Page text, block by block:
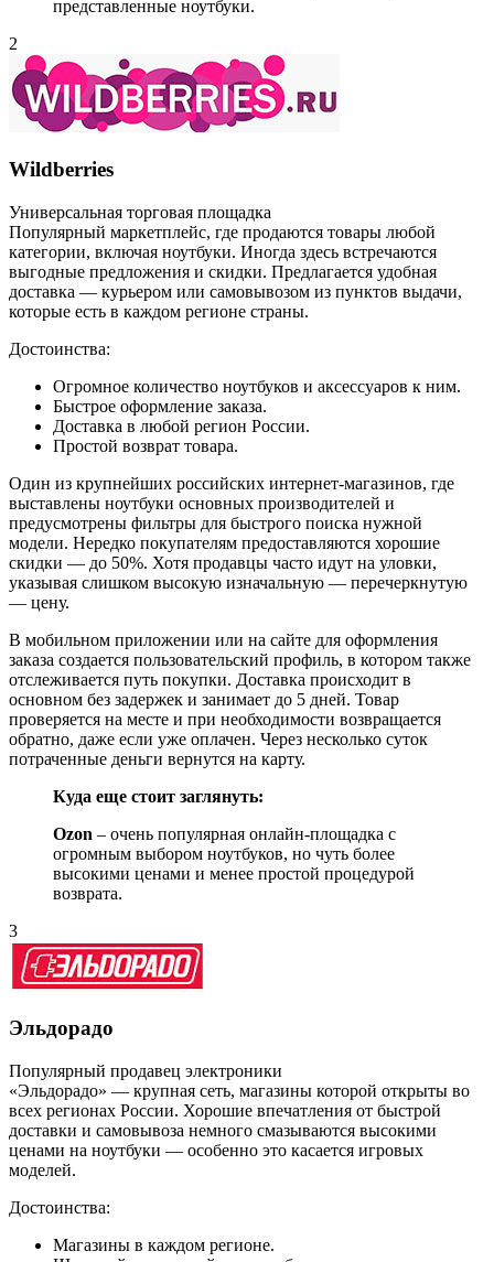
представленные ноутбуки.
2
Wildberries
Универсальная торговая площадка
Популярный маркетплейс, где продаются товары любой
категории, включая ноутбуки. Иногда здесь встречаются
выгодные предложения и скидки. Предлагается удобная
доставка — курьером или самовывозом из пунктов выдачи,
которые есть в каждом регионе страны.
Достоинства:
Огромное количество ноутбуков и аксессуаров к ним.
Быстрое оформление заказа.
Доставка в любой регион России.
Простой возврат товара.
Один из крупнейших российских интернет-магазинов, где
выставлены ноутбуки основных производителей и
предусмотрены фильтры для быстрого поиска нужной
модели. Нередко покупателям предоставляются хорошие
скидки — до 50%. Хотя продавцы часто идут на уловки,
указывая слишком высокую изначальную — перечеркнутую
— цену.
В мобильном приложении или на сайте для оформления
заказа создается пользовательский профиль, в котором также
отслеживается путь покупки. Доставка происходит в
основном без задержек и занимает до 5 дней. Товар
проверяется на месте и при необходимости возвращается
обратно, даже если уже оплачен. Через несколько суток
потраченные деньги вернутся на карту.
Куда еще стоит заглянуть:
Ozon – очень популярная онлайн-площадка с
огромным выбором ноутбуков, но чуть более
высокими ценами и менее простой процедурой
возврата.
3
Эльдорадо
Популярный продавец электроники
«Эльдорадо» — крупная сеть, магазины которой открыты во
всех регионах России. Хорошие впечатления от быстрой
доставки и самовывоза немного смазываются высокими
ценами на ноутбуки — особенно это касается игровых
моделей.
Достоинства:
Магазины в каждом регионе.